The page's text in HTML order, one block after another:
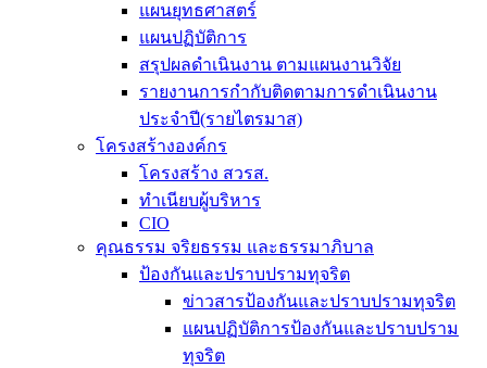
แผนยุทธศาสตร์
แผนปฏิบัติการ
สรุปผลดำเนินงาน ตามแผนงานวิจัย
รายงานการกำกับติดตามการดำเนินงาน
ประจำปี(รายไตรมาส)
โครงสร้างองค์กร
โครงสร้าง สวรส.
ทำเนียบผู้บริหาร
CIO
คุณธรรม จริยธรรม และธรรมาภิบาล
ป้องกันและปราบปรามทุจริต
ข่าวสารป้องกันและปราบปรามทุจริต
แผนปฏิบัติการป้องกันและปราบปราม
ทุจริต